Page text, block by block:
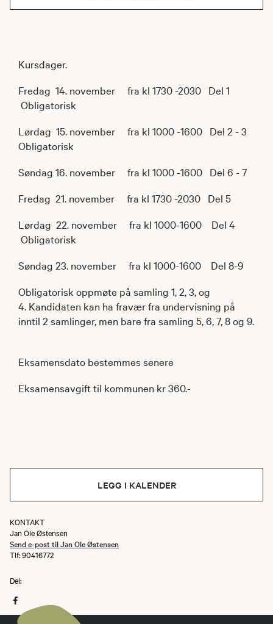
Kursdager.
Fredag 14. november fra kl 1730 -2030 Del 1
Obligatorisk
Lørdag 15. november fra kl 1000 -1600 Del 2 - 3
Obligatorisk
Søndag 16. november fra kl 1000 -1600 Del 6 - 7
Fredag 21. november fra kl 1730 -2030 Del 5
Lørdag 22. november fra kl 1000-1600 Del 4
Obligatorisk
Søndag 23. november fra kl 1000-1600 Del 8-9
Obligatorisk oppmøte på samling 1, 2, 3, og
4. Kandidaten kan ha fravær fra undervisning på
inntil 2 samlinger, men bare fra samling 5, 6, 7, 8 og 9.
Eksamensdato bestemmes senere
Eksamensavgift til kommunen kr 360.-
LEGG I KALENDER
KONTAKT
Jan Ole Østensen
Send e-post til Jan Ole Østensen
Tlf: 90416772
Del: